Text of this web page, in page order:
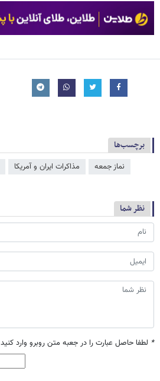
برچسب‌ها
نماز جمعه مذاکرات ایران و آمریکا
نظر شما
* لطفا حاصل عبارت را در جعبه متن روبرو وارد کنید